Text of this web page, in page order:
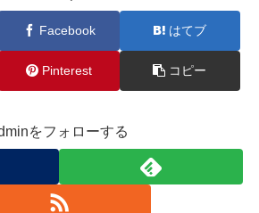
Facebook はてブ
Pinterest コピー
をフォローする